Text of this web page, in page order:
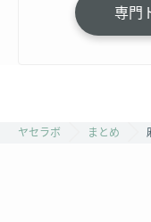
専門
ヤセラボ まとめ